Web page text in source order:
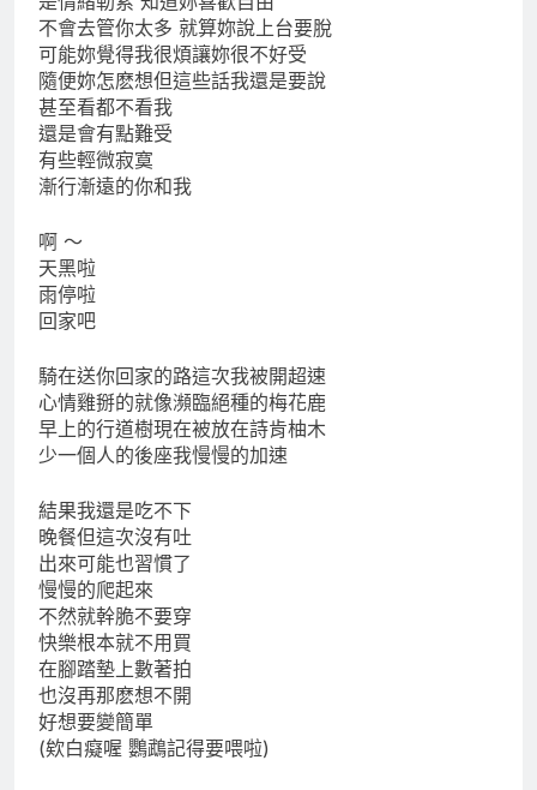
不會去管你太多 就算妳說上台要脫
可能妳覺得我很煩讓妳很不好受
隨便妳怎麽想但這些話我還是要說
甚至看都不看我
還是會有點難受
有些輕微寂寞
漸行漸遠的你和我
啊 ～
天黑啦
雨停啦
回家吧
騎在送你回家的路這次我被開超速
心情雞掰的就像瀕臨絕種的梅花鹿
早上的行道樹現在被放在詩肯柚木
少一個人的後座我慢慢的加速
結果我還是吃不下
晚餐但這次沒有吐
出來可能也習慣了
慢慢的爬起來
不然就幹脆不要穿
快樂根本就不用買
在腳踏墊上數著拍
也沒再那麽想不開
好想要變簡單
(欸白癡喔 鸚鵡記得要喂啦)